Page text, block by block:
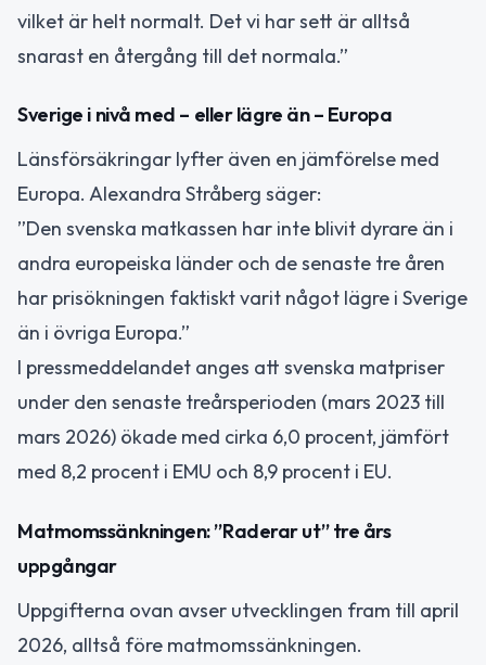
vilket är helt normalt. Det vi har sett är alltså
snarast en återgång till det normala.”
Sverige i nivå med – eller lägre än – Europa
Länsförsäkringar lyfter även en jämförelse med
Europa. Alexandra Stråberg säger:
”Den svenska matkassen har inte blivit dyrare än i
andra europeiska länder och de senaste tre åren
har prisökningen faktiskt varit något lägre i Sverige
än i övriga Europa.”
I pressmeddelandet anges att svenska matpriser
under den senaste treårsperioden (mars 2023 till
mars 2026) ökade med cirka 6,0 procent, jämfört
med 8,2 procent i EMU och 8,9 procent i EU.
Matmomssänkningen: ”Raderar ut” tre års
uppgångar
Uppgifterna ovan avser utvecklingen fram till april
2026, alltså före matmomssänkningen.